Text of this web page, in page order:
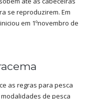
se reproduzirem. Em
em 1ºnovembro de
as regras para pesca
de pesca